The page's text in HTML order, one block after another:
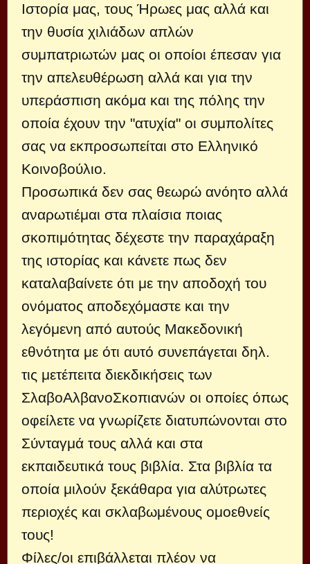
Ιστορία μας, τους Ήρωες μας αλλά και
την θυσία χιλιάδων απλών
συμπατριωτών μας οι οποίοι έπεσαν για
την απελευθέρωση αλλά και για την
υπεράσπιση ακόμα και της πόλης την
οποία έχουν την "ατυχία" οι συμπολίτες
σας να εκπροσωπείται στο Ελληνικό
Κοινοβούλιο.
Προσωπικά δεν σας θεωρώ ανόητο αλλά
αναρωτιέμαι στα πλαίσια ποιας
σκοπιμότητας δέχεστε την παραχάραξη
της ιστορίας και κάνετε πως δεν
καταλαβαίνετε ότι με την αποδοχή του
ονόματος αποδεχόμαστε και την
λεγόμενη από αυτούς Μακεδονική
εθνότητα με ότι αυτό συνεπάγεται δηλ.
τις μετέπειτα διεκδικήσεις των
ΣλαβοΑλβανοΣκοπιανών οι οποίες όπως
οφείλετε να γνωρίζετε διατυπώνονται στο
Σύνταγμά τους αλλά και στα
εκπαιδευτικά τους βιβλία. Στα βιβλία τα
οποία μιλούν ξεκάθαρα για αλύτρωτες
περιοχές και σκλαβωμένους ομοεθνείς
τους!
Φίλες/οι επιβάλλεται πλέον να